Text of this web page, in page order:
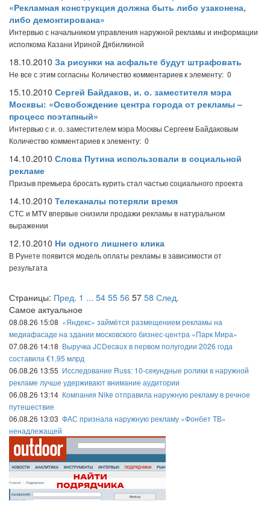
«Рекламная конструкция должна быть либо узаконена,
либо демонтирована»
Интервью с начальником управления наружной рекламы и информации
исполкома Казани Ириной Дябилкиной
18.10.2010 За рисунки на асфальте будут штрафовать
Не все с этим согласны Количество комментариев к элементу: 0
15.10.2010 Сергей Байдаков, и. о. заместителя мэра
Москвы: «Освобождение центра города от рекламы –
процесс поэтапный»
Интервью с и. о. заместителем мэра Москвы Сергеем Байдаковым
Количество комментариев к элементу: 0
14.10.2010 Слова Путина использовали в социальной
рекламе
Призыв премьера бросать курить стал частью социального проекта
14.10.2010 Телеканалы потеряли время
СТС и MTV впервые снизили продажи рекламы в натуральном
выражении
12.10.2010 Ни одного лишнего клика
В Рунете появится модель оплаты рекламы в зависимости от
результата
Страницы: Пред. 1 ... 54 55 56 57 58 След.
Самое актуальное
08.08.26 15:08 «Яндекс» займётся размещением рекламы на
медиафасаде на здании московского бизнес-центра «Парк Мира»
07.08.26 14:18 Выручка JCDecaux в первом полугодии 2026 года
составила €1,95 млрд
06.08.26 13:55 Исследование Russ: 10-секундные ролики в наружной
рекламе лучше удерживают внимание аудитории
06.08.26 13:14 Компания Nike отправила наружную рекламу в речное
путешествие
06.08.26 13:03 ФАС признала наружную рекламу «Фонбет ТВ»
ненадлежащей